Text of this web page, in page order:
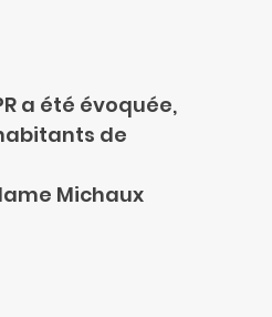
a été évoquée,
habitants de
Michaux